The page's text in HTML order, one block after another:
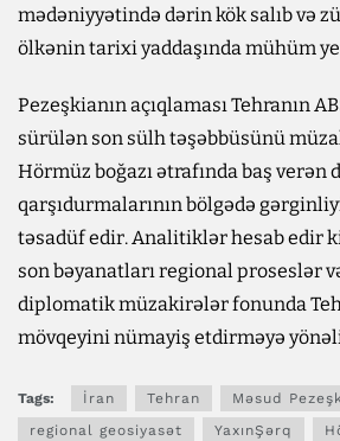
mədəniyyətində dərin kök salıb və
ölkənin tarixi yaddaşında mühüm
Pezeşkianın açıqlaması Tehranın
sürülən son sülh təşəbbüsünü
Hörmüz boğazı ətrafında baş verən
qarşıdurmalarının bölgədə
təsadüf edir. Analitiklər hesab edir
son bəyanatları regional proseslər
diplomatik müzakirələr fonunda
mövqeyini nümayiş etdirməyə
Tags: İran Tehran
Məsud
regional geosiyasət
YaxınŞərq